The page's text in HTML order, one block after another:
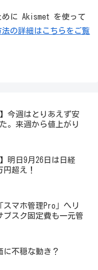
めに Akismet を使って
の詳細はこちらをご覧
】今週はとりあえず安
。来週から値上がり
】明日9月26日は日経
円超え！
スマホ管理Pro」へリ
ブスク固定費も一元管
に不穏な動き？